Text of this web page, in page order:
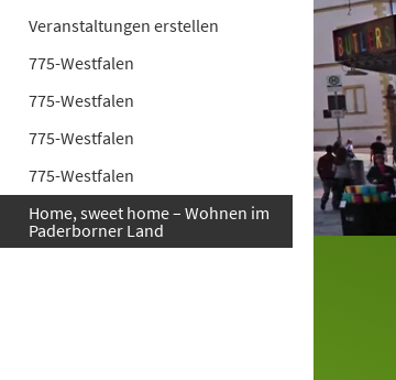
Veranstaltungen erstellen
775-Westfalen
775-Westfalen
775-Westfalen
775-Westfalen
Home, sweet home – Wohnen im
Paderborner Land